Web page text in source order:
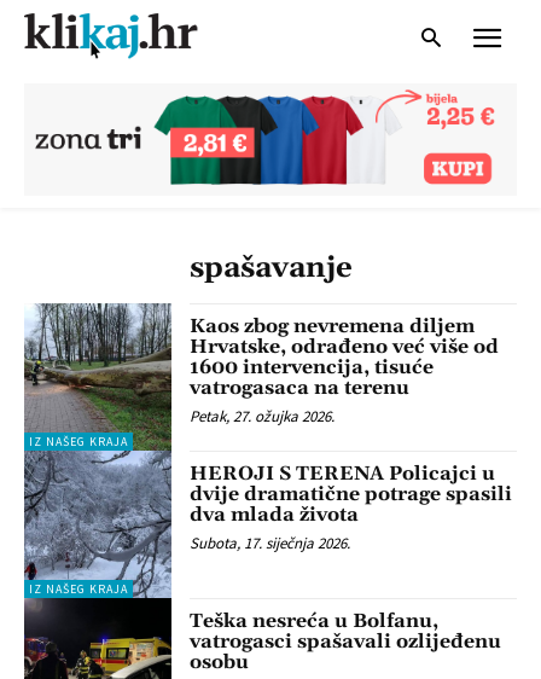
spašavanje
IZ NAŠEG KRAJA
Kaos zbog nevremena diljem
Hrvatske, odrađeno već više od
1600 intervencija, tisuće
vatrogasaca na terenu
Petak, 27. ožujka 2026.
IZ NAŠEG KRAJA
HEROJI S TERENA Policajci u
dvije dramatične potrage spasili
dva mlada života
Subota, 17. siječnja 2026.
Teška nesreća u Bolfanu,
vatrogasci spašavali ozlijeđenu
osobu